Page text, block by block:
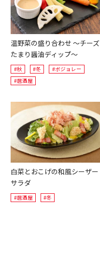
温野菜の盛り合わせ ～チーズ
たまり醤油ディップ～
#秋 #冬
#ボジョレー
#居酒屋
白菜とおこげの和風シーザー
サラダ
#居酒屋 #冬